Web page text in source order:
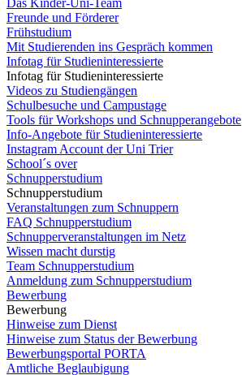
Das Kinder-Uni-Team
Freunde und Förderer
Frühstudium
Mit Studierenden ins Gespräch kommen
Infotag für Studieninteressierte
Infotag für Studieninteressierte
Videos zu Studiengängen
Schulbesuche und Campustage
Tools für Workshops und Schnupperangebote
Info-Angebote für Studieninteressierte
Instagram Account der Uni Trier
School´s over
Schnupperstudium
Schnupperstudium
Veranstaltungen zum Schnuppern
FAQ Schnupperstudium
Schnupperveranstaltungen im Netz
Wissen macht durstig
Team Schnupperstudium
Anmeldung zum Schnupperstudium
Bewerbung
Bewerbung
Hinweise zum Dienst
Hinweise zum Status der Bewerbung
Bewerbungsportal PORTA
Amtliche Beglaubigung